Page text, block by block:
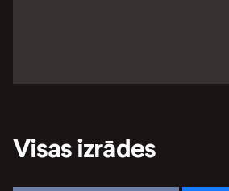
Visas izrādes